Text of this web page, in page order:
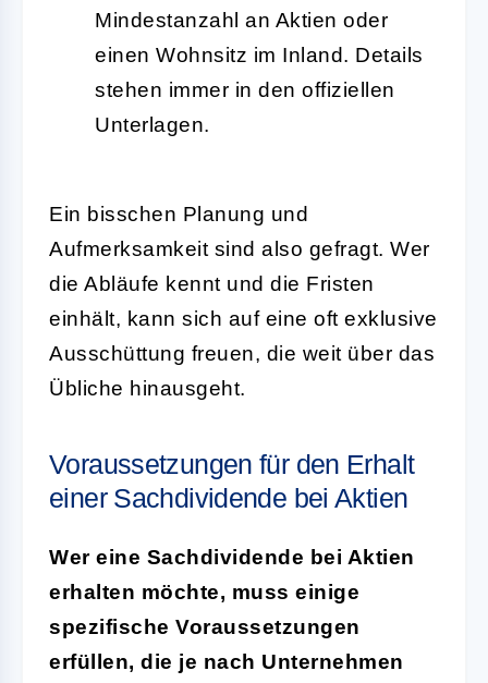
Mindestanzahl an Aktien oder
einen Wohnsitz im Inland. Details
stehen immer in den offiziellen
Unterlagen.
Ein bisschen Planung und
Aufmerksamkeit sind also gefragt. Wer
die Abläufe kennt und die Fristen
einhält, kann sich auf eine oft exklusive
Ausschüttung freuen, die weit über das
Übliche hinausgeht.
Voraussetzungen für den Erhalt
einer Sachdividende bei Aktien
Wer eine Sachdividende bei Aktien
erhalten möchte, muss einige
spezifische Voraussetzungen
erfüllen, die je nach Unternehmen